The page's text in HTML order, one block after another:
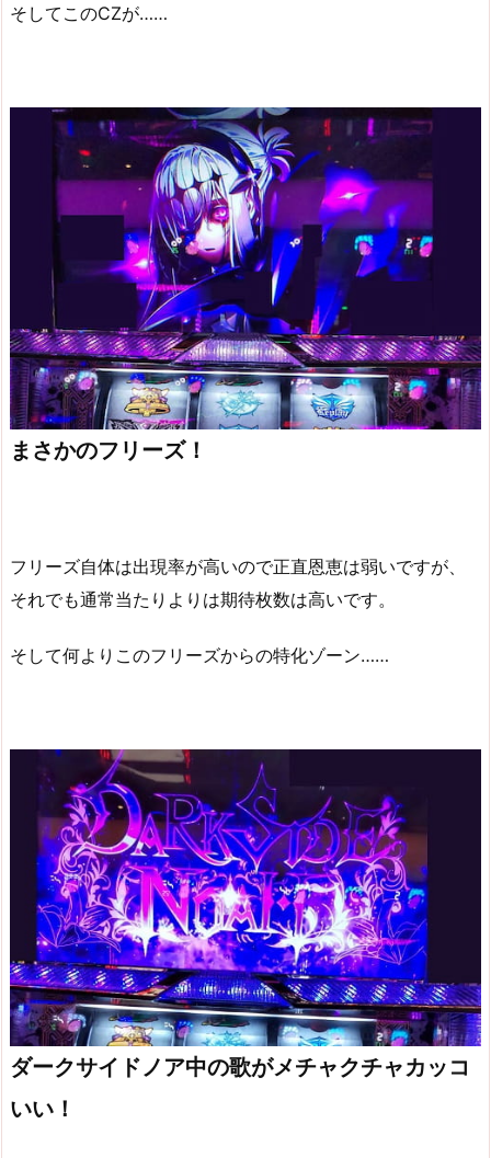
そしてこのCZが……
まさかのフリーズ！
フリーズ自体は出現率が高いので正直恩恵は弱いですが、
それでも通常当たりよりは期待枚数は高いです。
そして何よりこのフリーズからの特化ゾーン……
ダークサイドノア中の歌がメチャクチャカッコ
いい！